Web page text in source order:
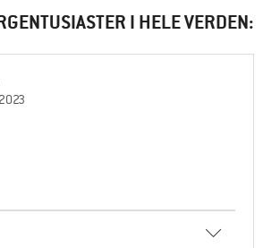
I HELE VERDEN: